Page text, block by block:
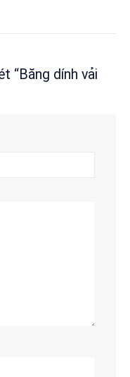
“Băng dính vải